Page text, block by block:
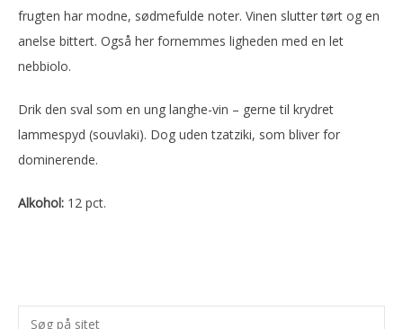
frugten har modne, sødmefulde noter. Vinen slutter tørt og en
anelse bittert. Også her fornemmes ligheden med en let
nebbiolo.
Drik den sval som en ung langhe-vin – gerne til krydret
lammespyd (souvlaki). Dog uden tzatziki, som bliver for
dominerende.
Alkohol: 12 pct.
Primær
Søg